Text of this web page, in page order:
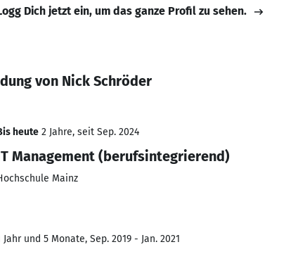
Dich jetzt ein, um das ganze Profil zu sehen.
von Nick Schröder
heute 2 Jahre, seit Sep. 2024
Management (berufsintegrierend)
Mainz
Jahr und 5 Monate, Sep. 2019 - Jan. 2021